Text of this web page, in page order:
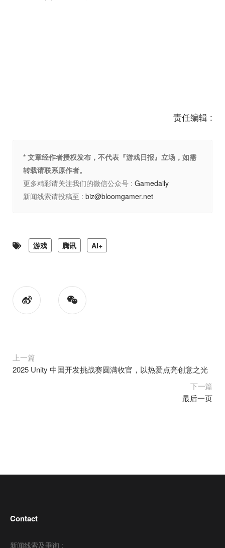
责任编辑 :
* 文章经作者授权发布，不代表『游戏日报』立场，如需
转载请联系原作者。
更多精彩请关注我们的微信公众号 : Gamedaily
新闻线索请投稿至 : biz@bloomgamer.net
游戏 腾讯 AI+
上一篇
2025 Unity 中国开发挑战赛圆满收官，以热爱点亮创意之光
下一篇
最后一页
Contact
新闻线索及垂询 :